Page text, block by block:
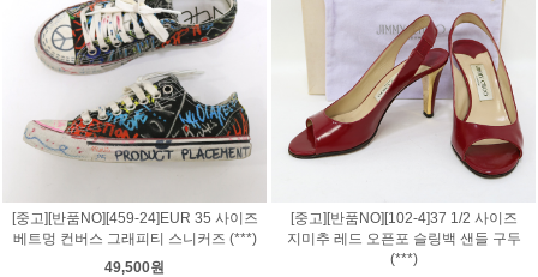
[중고][반품NO][459-24]EUR 35 사이즈
베트멍 컨버스 그래피티 스니커즈 (***)
49,500원
[중고][반품NO][102-4]37 1/2 사이즈
지미추 레드 오픈포 슬링백 샌들 구두
(***)